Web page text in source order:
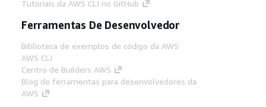
Tutoriais da AWS CLI no GitHub
Ferramentas De Desenvolvedor
Biblioteca de exemplos de código da AWS
AWS CLI
Centro de Builders AWS
Blog de ferramentas para desenvolvedores da
AWS